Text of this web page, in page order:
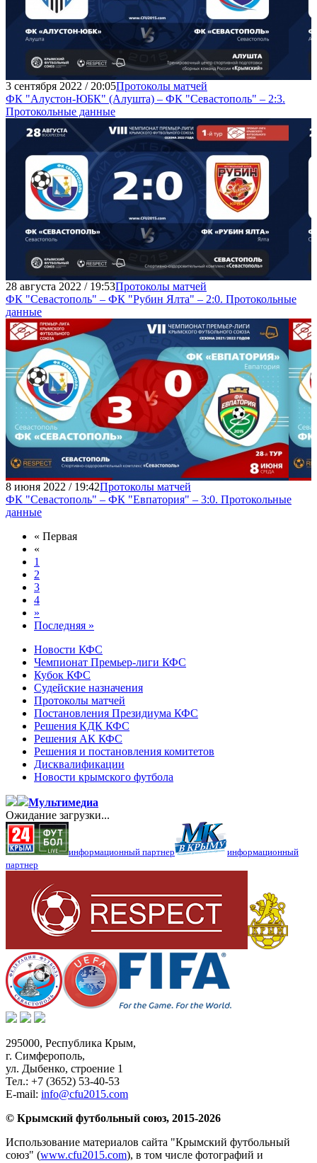
3 сентября 2022 / 20:05Протоколы матчей
ФК "Алустон-ЮБК" (Алушта) – ФК "Севастополь" – 2:3.
Протокольные данные
28 августа 2022 / 19:53Протоколы матчей
ФК "Севастополь" – ФК "Рубин Ялта" – 2:0. Протокольные
данные
8 июня 2022 / 19:42Протоколы матчей
ФК "Севастополь" – ФК "Евпатория" – 3:0. Протокольные
данные
« Первая
«
1
2
3
4
»
Последняя »
Новости КФС
Чемпионат Премьер-лиги КФС
Кубок КФС
Судейские назначения
Протоколы матчей
Постановления Президиума КФС
Решения КДК КФС
Решения АК КФС
Решения и постановления комитетов
Дисквалификации
Новости крымского футбола
Мультимедиа
Ожидание загрузки...
информационный партнер
информационный
партнер
295000, Республика Крым,
г. Симферополь,
ул. Дыбенко, строение 1
Тел.: +7 (3652) 53-40-53
E-mail: info@cfu2015.com
© Крымский футбольный союз, 2015-2026
Использование материалов сайта "Крымский футбольный
союз" (www.cfu2015.com), в том числе фотографий и